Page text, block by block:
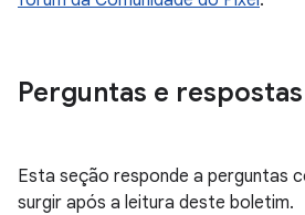
Perguntas e
Esta seção responde a perguntas
surgir após a leitura deste boletim.